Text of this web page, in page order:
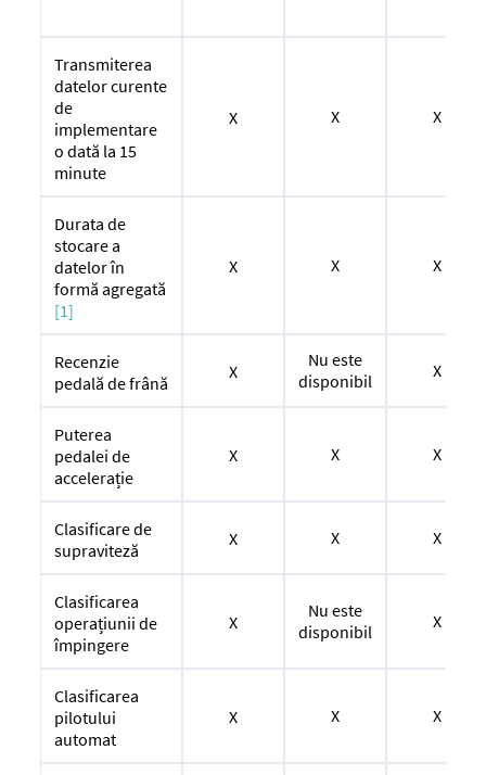
Transmiterea
datelor curente
de
implementare
o dată la 15
minute
X X X
Durata de
stocare a
datelor în
formă agregată
[1]
X X X
Recenzie
pedală de frână
X
Nu este
disponibil
X
Puterea
pedalei de
accelerație
X X X
Clasificare de
supraviteză
X X X
Clasificarea
operațiunii de
împingere
X
Nu este
disponibil
X
Clasificarea
pilotului
automat
X X X